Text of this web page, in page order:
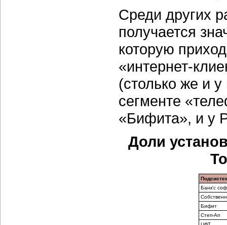
Среди других
получается
которую
«интернет-
(столько же и
сегменте
«Бифита», и у
Доли
Банк'с
Бифит
Степ-Ап